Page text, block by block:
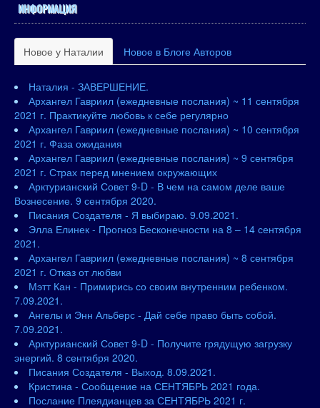
ИНФОРМАЦИЯ
Новое у Наталии Новое в Блоге Авторов
Наталия - ЗАВЕРШЕНИЕ.
Архангел Гавриил (ежедневные послания) ~ 11 сентября
2021 г. Практикуйте любовь к себе регулярно
Архангел Гавриил (ежедневные послания) ~ 10 сентября
2021 г. Фаза ожидания
Архангел Гавриил (ежедневные послания) ~ 9 сентября
2021 г. Страх перед мнением окружающих
Арктурианский Совет 9-D - В чем на самом деле ваше
Вознесение. 9 сентября 2020.
Писания Создателя - Я выбираю. 9.09.2021.
Элла Елинек - Прогноз Бесконечности на 8 – 14 сентября
2021.
Архангел Гавриил (ежедневные послания) ~ 8 сентября
2021 г. Отказ от любви
Мэтт Кан - Примирись со своим внутренним ребенком.
7.09.2021.
Ангелы и Энн Альберс - Дай себе право быть собой.
7.09.2021.
Арктурианский Совет 9-D - Получите грядущую загрузку
энергий. 8 сентября 2020.
Писания Создателя - Выход. 8.09.2021.
Кристина - Сообщение на СЕНТЯБРЬ 2021 года.
Послание Плеядианцев за СЕНТЯБРЬ 2021 г.